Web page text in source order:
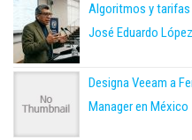
Algoritmos y
José Eduardo
Designa Veeam a
Manager en México